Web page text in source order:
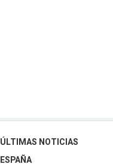
ÚLTIMAS NOTICIAS
ESPAÑA